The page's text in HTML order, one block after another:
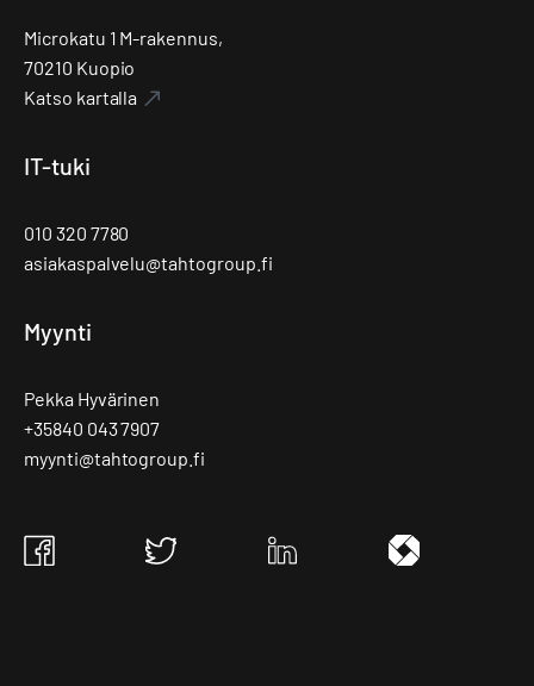
Microkatu 1 M-rakennus,
70210 Kuopio
Katso kartalla
IT-tuki
010 320 7780
asiakaspalvelu@tahtogroup.fi
Myynti
Pekka Hyvärinen
+35840 043 7907
myynti@tahtogroup.fi
Tahto
Tahto
Tahto
Tahto